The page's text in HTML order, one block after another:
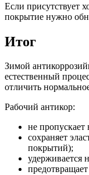
Если присутствует
покрытие нужно
Итог
Зимой
естественный
отличить
Рабочий антикор:
не пропускает
сохраняет
покрытий);
удерживается